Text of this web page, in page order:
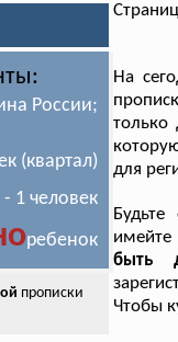
России;
(квартал)
1 человек
ребенок
прописки
На
только
для
быть
Чтобы